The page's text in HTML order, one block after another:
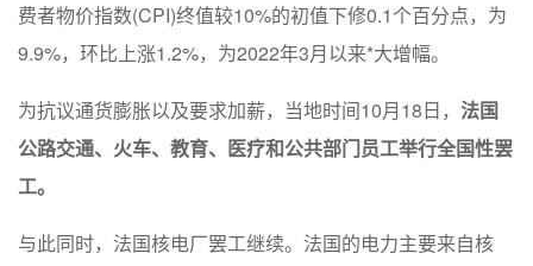
费者物价指数(CPI)终值较10%的初值下修0.1个百分点，为
9.9%，环比上涨1.2%，为2022年3月以来*大增幅。
为抗议通货膨胀以及要求加薪，当地时间10月18日， 法国
公路交通、火车、教育、医疗和公共部门员工举行全国性罢
工。
与此同时，法国核电厂罢工继续。法国的电力主要来自核